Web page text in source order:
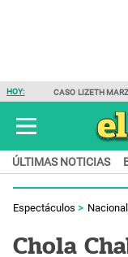
HOY: CASO LIZETH
ÚLTIMAS NOTICIAS
Espectáculos
Chola